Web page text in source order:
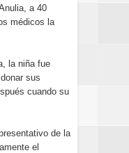
a 40
médicos la
la niña fue
sus
cuando su
de la
el